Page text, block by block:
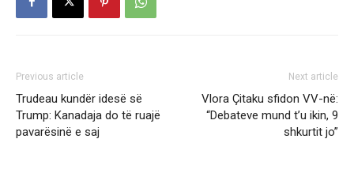
Previous article
Trudeau kundër idesë së
Trump: Kanadaja do të ruajë
pavarësinë e saj
Next article
Vlora Çitaku sfidon VV-në:
“Debateve mund t’u ikin, 9
shkurtit jo”